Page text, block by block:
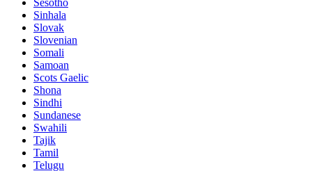
Sinhala
Slovak
Slovenian
Somali
Samoan
Scots Gaelic
Shona
Sindhi
Sundanese
Swahili
Tajik
Tamil
Telugu